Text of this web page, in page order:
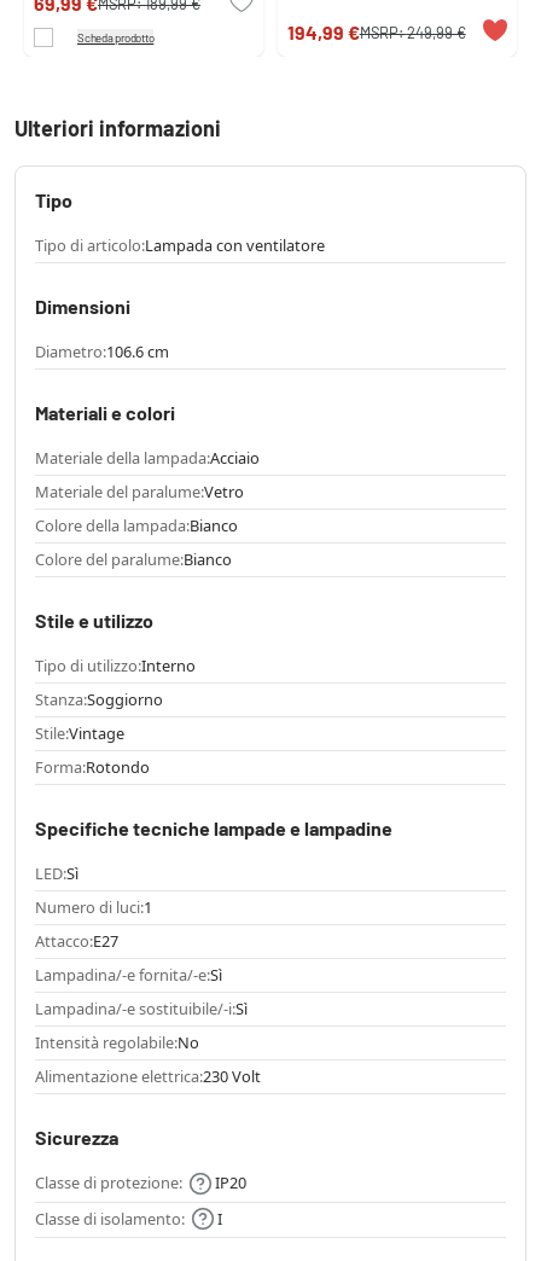
Scheda prodotto 194,99 €MSRP:249,99 €
Ulteriori informazioni
Tipo
Tipo di articolo:Lampada con ventilatore
Dimensioni
Diametro:106.6 cm
Materiali e colori
Materiale della lampada:Acciaio
Materiale del paralume:Vetro
Colore della lampada:Bianco
Colore del paralume:Bianco
Stile e utilizzo
Tipo di utilizzo:Interno
Stanza:Soggiorno
Stile:Vintage
Forma:Rotondo
Specifiche tecniche lampade e lampadine
LED:Sì
Numero di luci:1
Attacco:E27
Lampadina/-e fornita/-e:Sì
Lampadina/-e sostituibile/-i:Sì
Intensità regolabile:No
Alimentazione elettrica:230 Volt
Sicurezza
Classe di protezione:
IP20
Classe di isolamento:
I